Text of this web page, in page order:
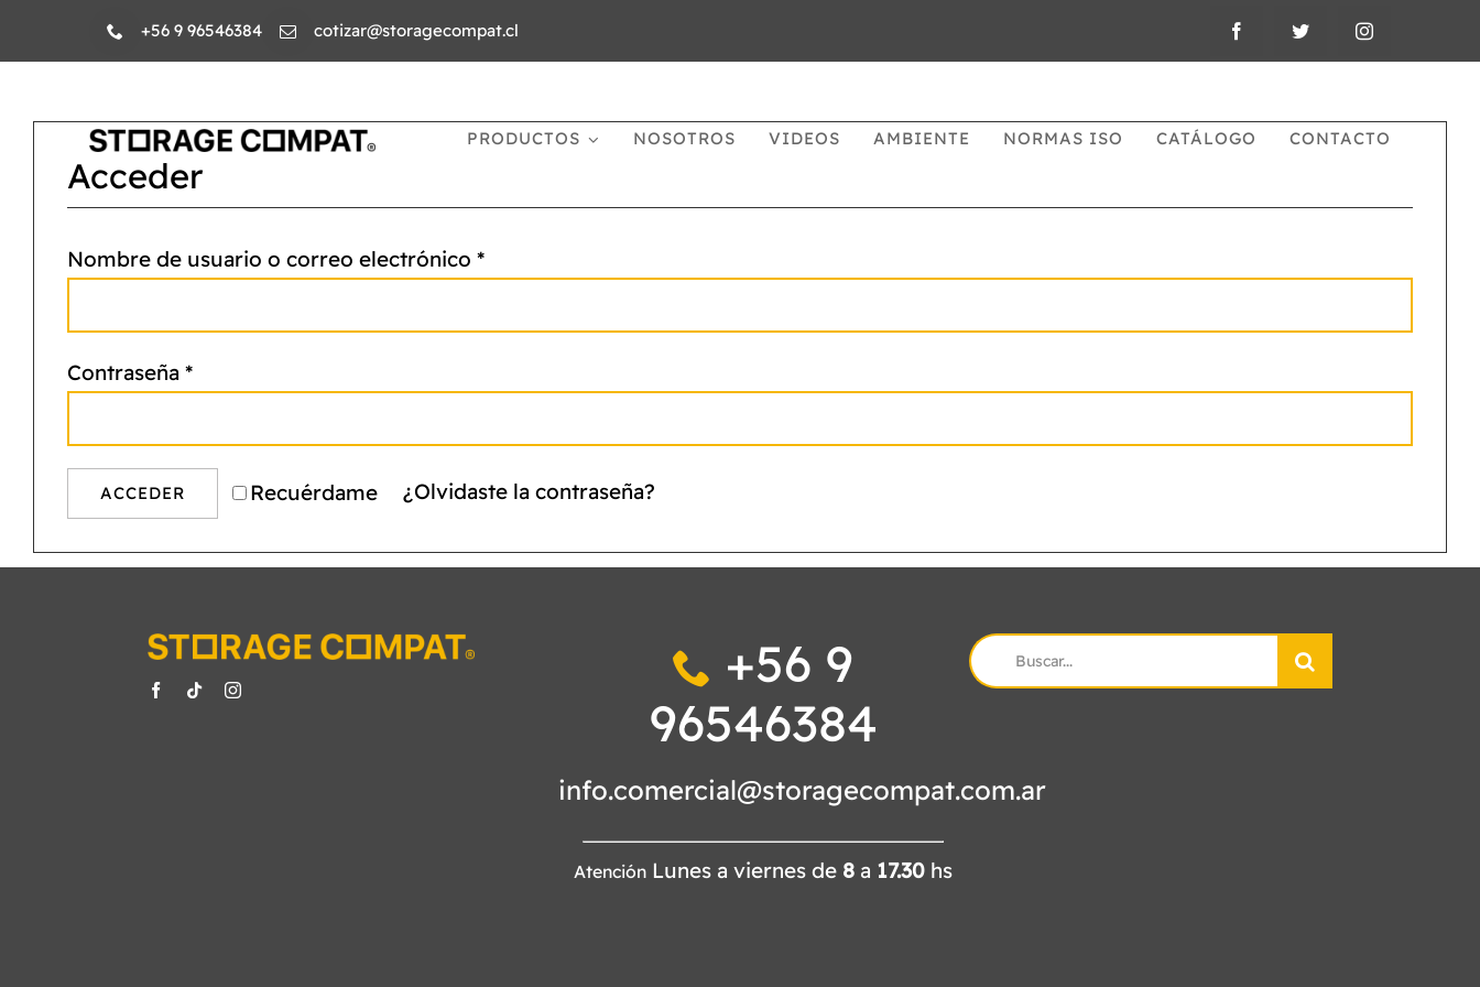
+56 9 96546384 cotizar@storagecompat.cl
PRODUCTOS NOSOTROS VIDEOS AMBIENTE NORMAS ISO CATÁLOGO CONTACTO
Acceder
Nombre de usuario o correo electrónico *
Contraseña *
Recuérdame
ACCEDER ¿Olvidaste la contraseña?
+56 9
96546384
info.comercial@storagecompat.com.ar
Atención Lunes a viernes de 8 a 17.30 hs
Search
for: